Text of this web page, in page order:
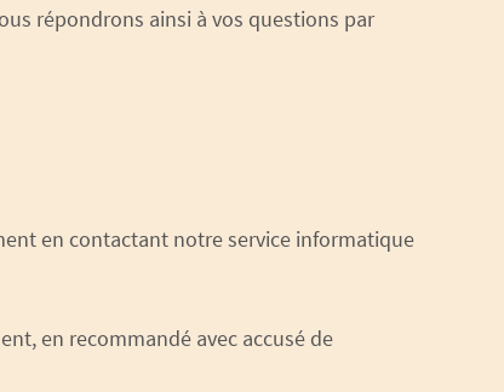
répondrons ainsi à vos questions par
en contactant notre service informatique
en recommandé avec accusé de